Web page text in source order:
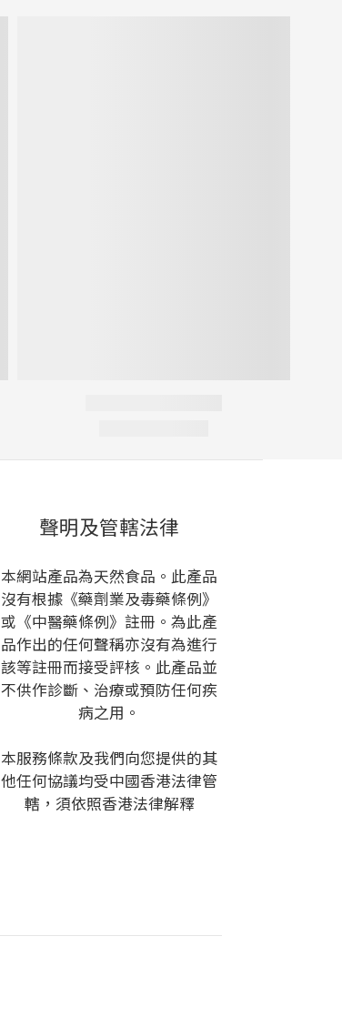
聲明及管轄法律
本網站產品為天然食品。此產品
沒有根據《藥劑業及毒藥條例》
或《中醫藥條例》註冊。為此產
品作出的任何聲稱亦沒有為進行
該等註冊而接受評核。此產品並
不供作診斷、治療或預防任何疾
病之用。
本服務條款及我們向您提供的其
他任何協議均受中國香港法律管
轄，須依照香港法律解釋